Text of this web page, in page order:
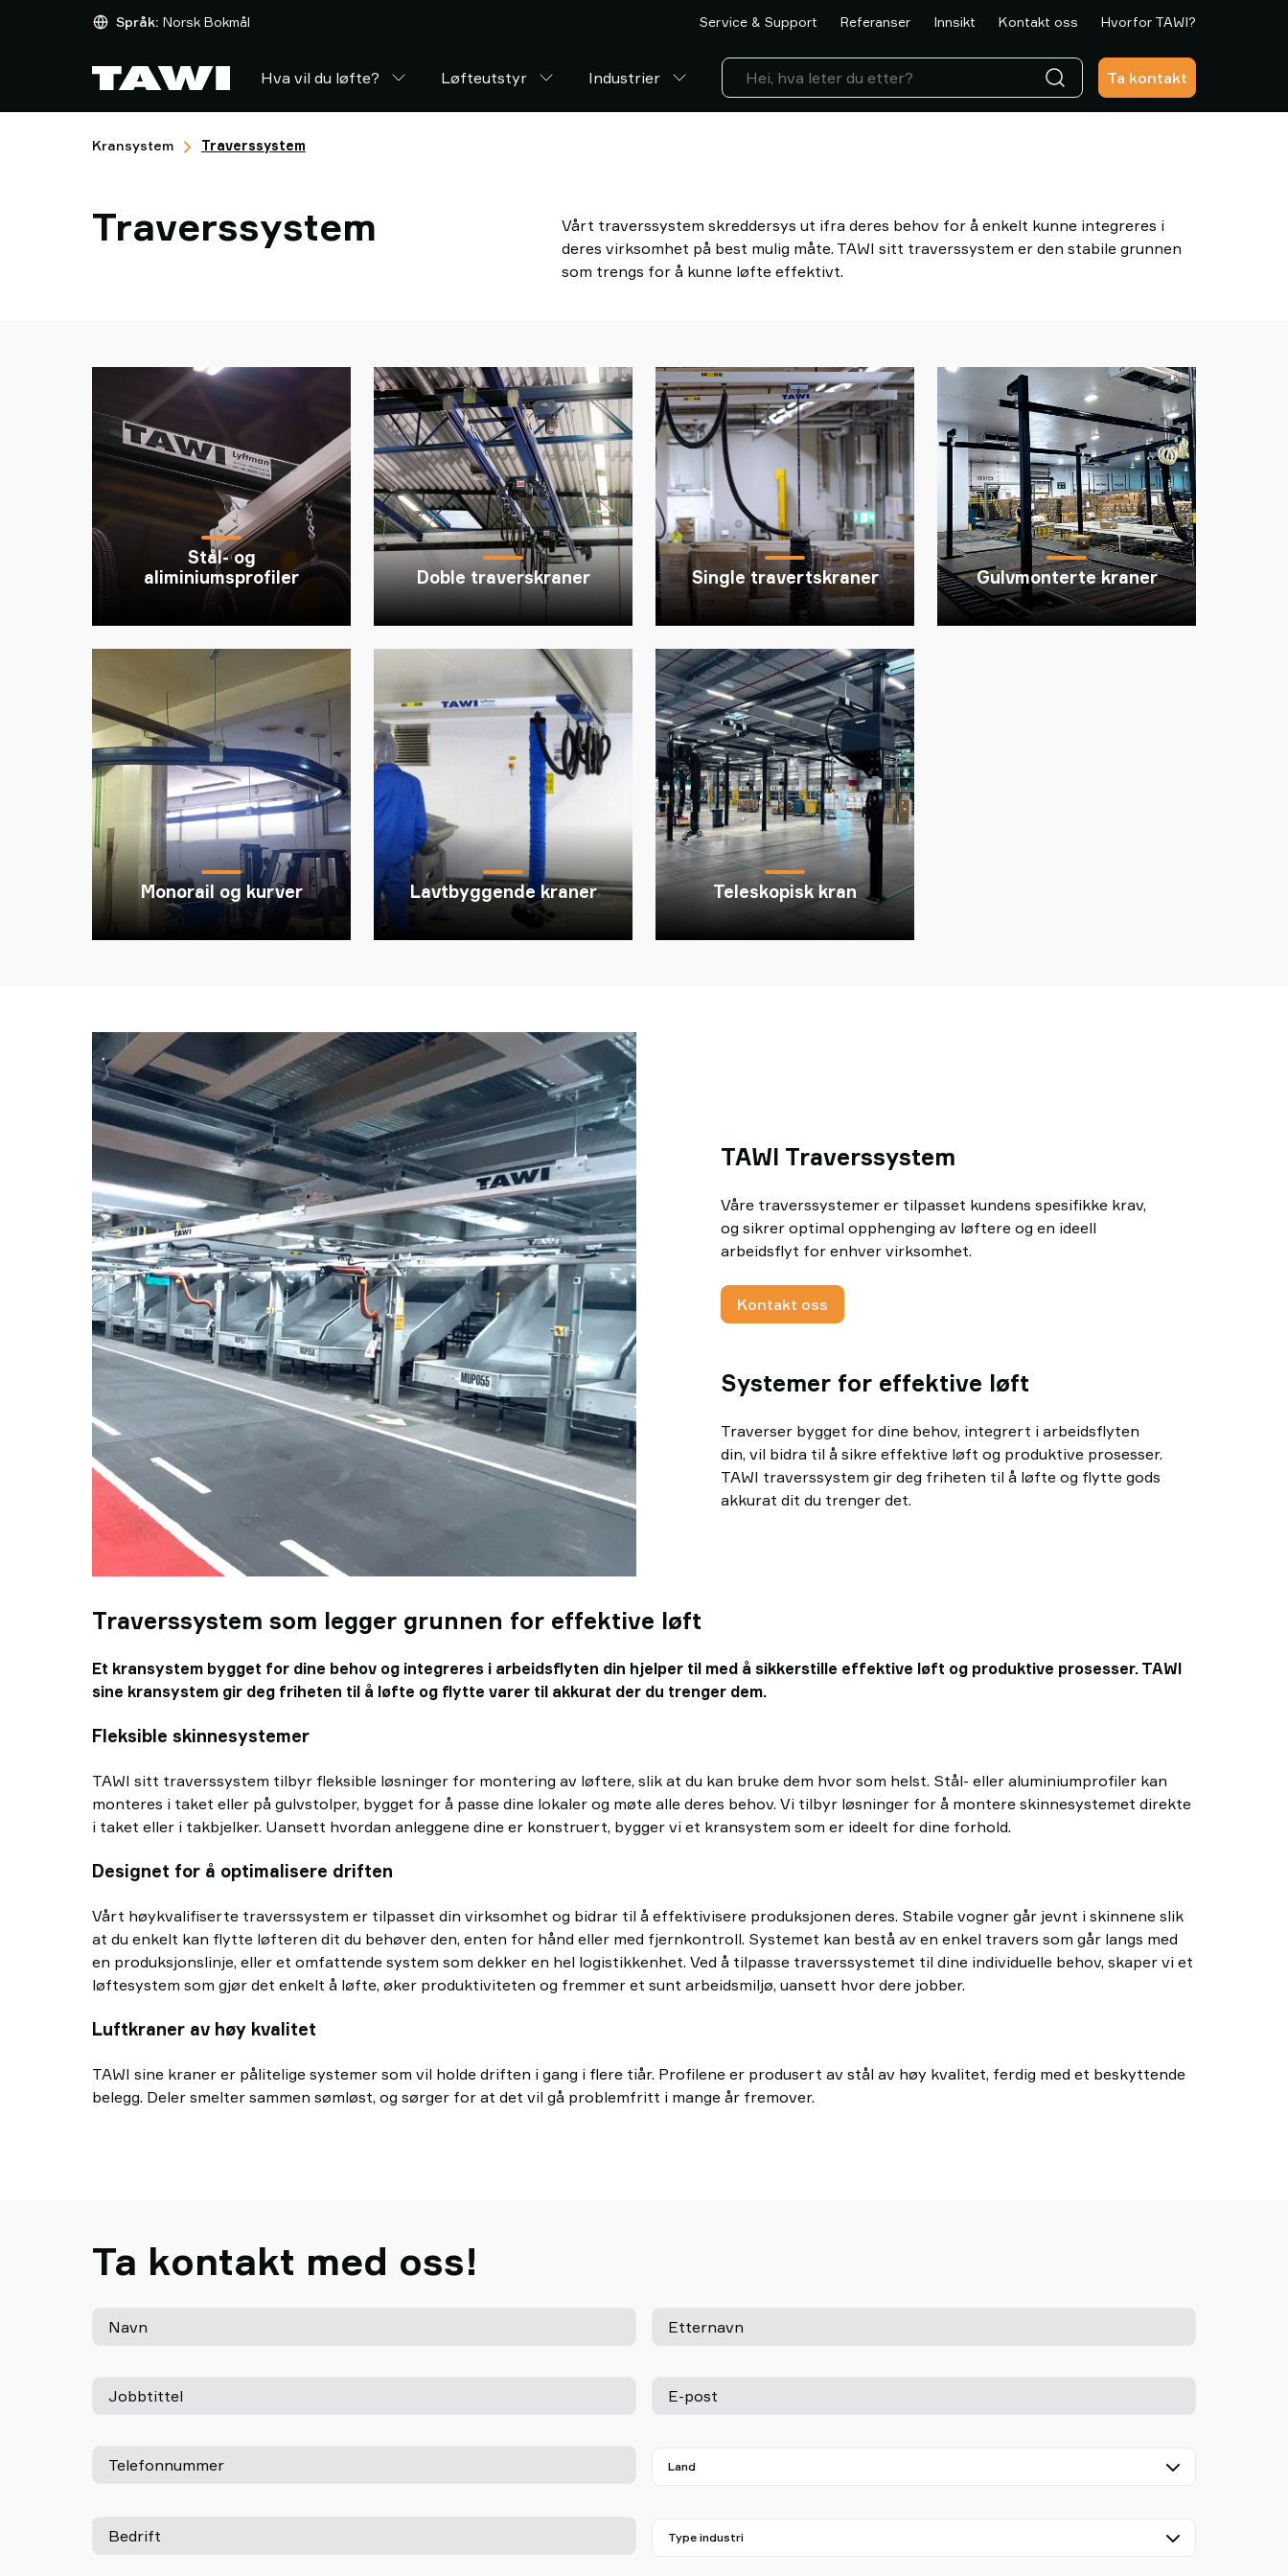
Språk: Norsk Bokmål Service & Support Referanser Innsikt Kontakt oss Hvorfor TAWI?
Hva vil du løfte? Løfteutstyr Industrier Ta kontakt
Kransystem Traverssystem
Traverssystem
Vårt traverssystem skreddersys ut ifra deres behov for å enkelt kunne integreres i
deres virksomhet på best mulig måte. TAWI sitt traverssystem er den stabile grunnen
som trengs for å kunne løfte effektivt.
Stål- og
aliminiumsprofiler
Doble traverskraner Single travertskraner Gulvmonterte kraner
Monorail og kurver Lavtbyggende kraner Teleskopisk kran
TAWI Traverssystem
Våre traverssystemer er tilpasset kundens spesifikke krav,
og sikrer optimal opphenging av løftere og en ideell
arbeidsflyt for enhver virksomhet.
Kontakt oss
Systemer for effektive løft
Traverser bygget for dine behov, integrert i arbeidsflyten
din, vil bidra til å sikre effektive løft og produktive prosesser.
TAWI traverssystem gir deg friheten til å løfte og flytte gods
akkurat dit du trenger det.
Traverssystem som legger grunnen for effektive løft
Et kransystem bygget for dine behov og integreres i arbeidsflyten din hjelper til med å sikkerstille effektive løft og produktive prosesser. TAWI
sine kransystem gir deg friheten til å løfte og flytte varer til akkurat der du trenger dem.
Fleksible skinnesystemer
TAWI sitt traverssystem tilbyr fleksible løsninger for montering av løftere, slik at du kan bruke dem hvor som helst. Stål- eller aluminiumprofiler kan
monteres i taket eller på gulvstolper, bygget for å passe dine lokaler og møte alle deres behov. Vi tilbyr løsninger for å montere skinnesystemet direkte
i taket eller i takbjelker. Uansett hvordan anleggene dine er konstruert, bygger vi et kransystem som er ideelt for dine forhold.
Designet for å optimalisere driften
Vårt høykvalifiserte traverssystem er tilpasset din virksomhet og bidrar til å effektivisere produksjonen deres. Stabile vogner går jevnt i skinnene slik
at du enkelt kan flytte løfteren dit du behøver den, enten for hånd eller med fjernkontroll. Systemet kan bestå av en enkel travers som går langs med
en produksjonslinje, eller et omfattende system som dekker en hel logistikkenhet. Ved å tilpasse traverssystemet til dine individuelle behov, skaper vi et
løftesystem som gjør det enkelt å løfte, øker produktiviteten og fremmer et sunt arbeidsmiljø, uansett hvor dere jobber.
Luftkraner av høy kvalitet
TAWI sine kraner er pålitelige systemer som vil holde driften i gang i flere tiår. Profilene er produsert av stål av høy kvalitet, ferdig med et beskyttende
belegg. Deler smelter sammen sømløst, og sørger for at det vil gå problemfritt i mange år fremover.
Ta kontakt med oss!
Navn Etternavn
Jobbtittel E-post
Telefonnummer
Bedrift